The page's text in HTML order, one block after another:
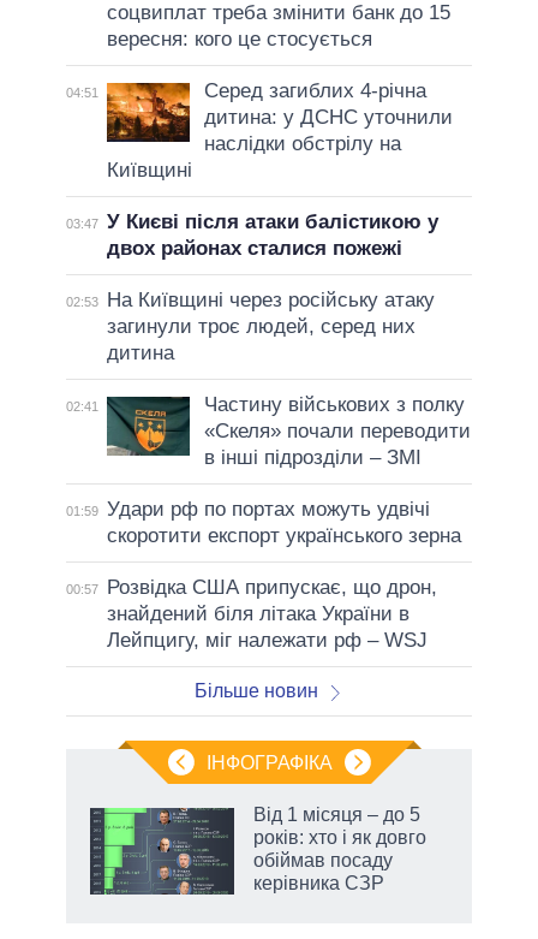
соцвиплат треба змінити банк до 15
вересня: кого це стосується
04:51
Серед загиблих 4-річна
дитина: у ДСНС уточнили
наслідки обстрілу на
Київщині
03:47 У Києві після атаки балістикою у
двох районах сталися пожежі
02:53
На Київщині через російську атаку
загинули троє людей, серед них
дитина
02:41
Частину військових з полку
«Скеля» почали переводити
в інші підрозділи – ЗМІ
01:59 Удари рф по портах можуть удвічі
скоротити експорт українського зерна
00:57
Розвідка США припускає, що дрон,
знайдений біля літака України в
Лейпцигу, міг належати рф – WSJ
Більше новин
ІНФОГРАФІКА
Від 1 місяця – до 5
років: хто і як довго
обіймав посаду
керівника СЗР